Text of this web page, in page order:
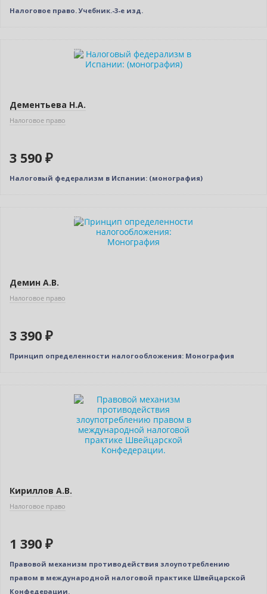
Налоговое право. Учебник.-3-е изд.
Индивидуальный подход
Дементьева Н.А.
Налоговое право
3 590 ₽
Налоговый федерализм в Испании: (монография)
Индивидуальный подход
Демин А.В.
Налоговое право
3 390 ₽
Принцип определенности налогообложения: Монография
Кириллов А.В.
Налоговое право
1 390 ₽
Правовой механизм противодействия злоупотреблению
правом в международной налоговой практике Швейцарской
Конфедерации.